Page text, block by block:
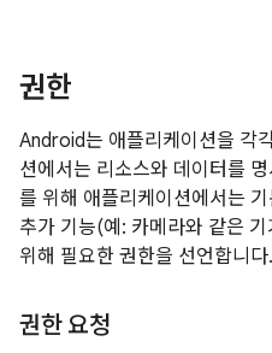
권한
Android는 애플리케이션을 각
션에서는 리소스와 데이터를
를 위해 애플리케이션에서는
추가 기능(예: 카메라와 같은
위해 필요한 권한을 선언합니다.
권한 요청